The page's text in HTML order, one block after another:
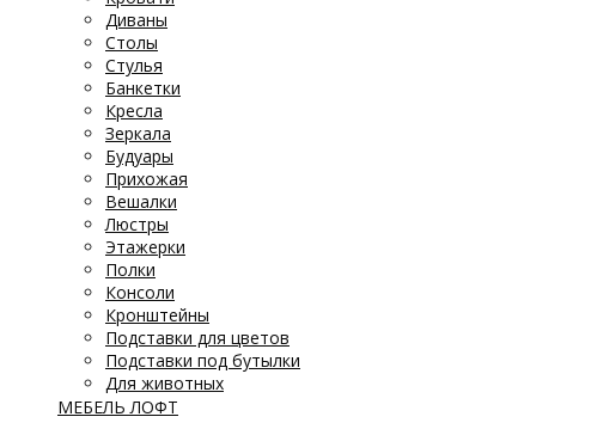
Диваны
Столы
Стулья
Банкетки
Кресла
Зеркала
Будуары
Прихожая
Вешалки
Люстры
Этажерки
Полки
Консоли
Кронштейны
Подставки для цветов
Подставки под бутылки
Для животных
МЕБЕЛЬ ЛОФТ